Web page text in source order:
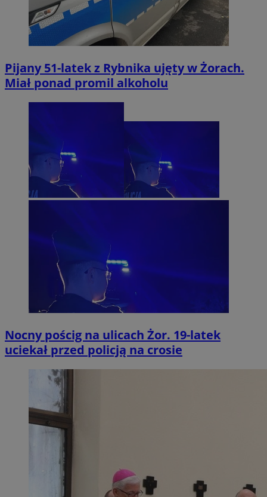
Pijany 51-latek z Rybnika ujęty w Żorach.
Miał ponad promil alkoholu
Nocny pościg na ulicach Żor. 19-latek
uciekał przed policją na crosie